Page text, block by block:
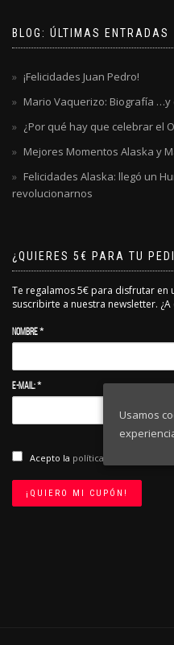
BLOG: ÚLTIMAS ENTRADAS
¡Felicidades Juan Pedro!
Mario Vaquerizo: Biografía
¿Por qué hay que celebrar el
Mejores Momentos Alaska y
Felicidades Alaska: llegó un
revolucionarnos
¿QUIERES 5€ PARA TU
Te regalamos 5€ para disfrutar en
suscribirte a nuestra newsletter.
Nombre *
E-mail: *
Acepto la política de privacidad
Usamos